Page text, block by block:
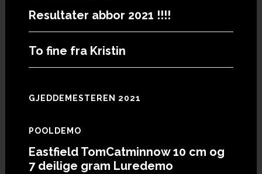
Resultater abbor 2021 !!!!
To fine fra Kristin
GJEDDEMESTEREN 2021
POOLDEMO
Eastfield TomCatminnow 10 cm og
7 deilige gram Luredemo